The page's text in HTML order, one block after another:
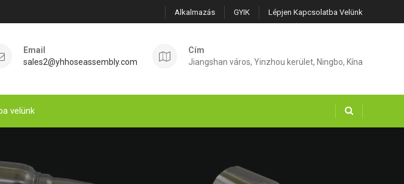
Alkalmazás GYIK Lépjen Kapcsolatba Velünk
Email
sales2@yhhoseassembly.com
Cím
Jiangshan város, Yinzhou kerület, Ningbo, Kína
velünk